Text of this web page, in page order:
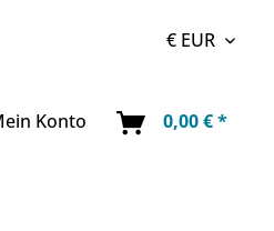
Konto 0,00 € *